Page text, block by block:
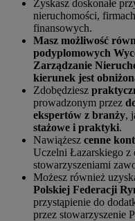
Zyskasz doskonałe
nieruchomości,
finansowych.
Masz możliwość
podyplomowych
Zarządzanie
kierunek jest
Zdobędziesz
prowadzonym przez
ekspertów z branży,
stażowe i praktyki.
Nawiążesz cenne
Uczelni Łazarskiego z
stowarzyszeniami
Możesz również
Polskiej Federacji
przystąpienie do
przez stowarzyszenie